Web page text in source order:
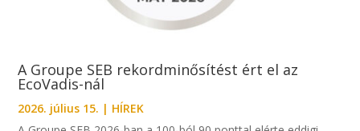
A Groupe SEB rekordminősítést ért el az
EcoVadis-nál
2026. július 15. | HÍREK